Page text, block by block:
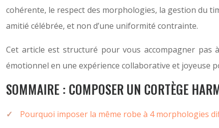
cohérente, le respect des morphologies, la gestion du
amitié célébrée, et non d’une uniformité contrainte.
Cet article est structuré pour vous accompagner pas
émotionnel en une expérience collaborative et joyeuse
SOMMAIRE : COMPOSER UN CORTÈGE
Pourquoi imposer la même robe à 4 morphologies